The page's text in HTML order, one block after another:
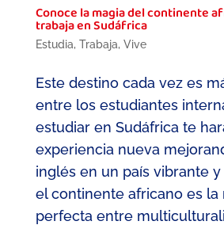
Conoce la magia del continente
trabaja en Sudáfrica
Estudia, Trabaja, Vive
Este destino cada vez es
entre los estudiantes
estudiar en Sudáfrica te
experiencia nueva
inglés en un país vibrante
el continente africano es la
perfecta entre